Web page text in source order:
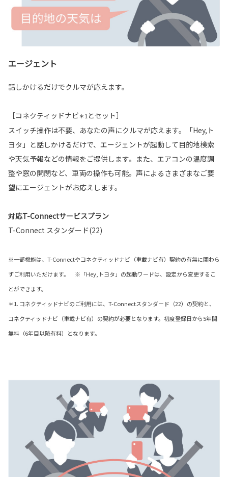
エージェント
話しかけるだけでクルマが応えます。
［コネクティッドナビ＊1 とセット］
スイッチ操作は不要、あなたの声にクルマが応えます。「Hey,ト
ヨタ」と話しかけるだけで、エージェントが起動して目的地検索
や天気予報などの情報をご提供します。また、エアコンの温度調
整や窓の開閉など、車両の操作も可能。声によるさまざまなご要
望にエージェントがお応えします。
対応T-Connectサービスプラン
T-Connect スタンダード(22)
※一部機能は、T-Connectやコネクティッドナビ（車載ナビ有）契約の有無に関わら
ずご利用いただけます。 ※「Hey,トヨタ」の起動ワードは、設定から変更するこ
とができます。
＊1. コネクティッドナビのご利用には、T-Connectスタンダード（22）の契約と、
コネクティッドナビ（車載ナビ有）の契約が必要となります。初度登録日から5年間
無料（6年目以降有料）となります。